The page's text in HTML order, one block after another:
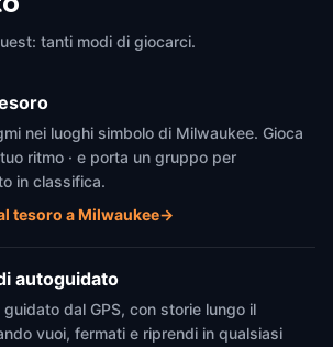
tanti modi di giocarci.
nei luoghi simbolo di Milwaukee. Gioca
ritmo · e porta un gruppo per
in classifica.
tesoro a Milwaukee→
autoguidato
dal GPS, con storie lungo il
vuoi, fermati e riprendi in qualsiasi